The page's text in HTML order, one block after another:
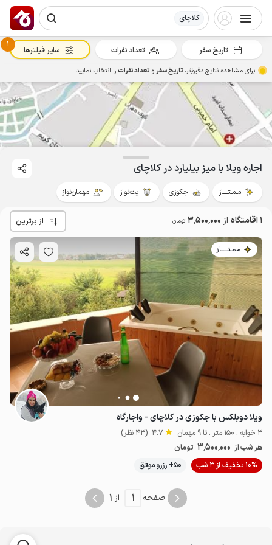
کلاچای
3.5میلیون ت
اجاره ویلا با میز بیلیارد در کلاچای
مـمـتــــاز جکوزی پت‌نواز مهمان‌نواز
1 اقامتگاه از 3٬500٬000 تومان از برترین
مـمـتــــــاز
ویلا دوبلکس با جکوزی در کلاچای - واجارگاه
3 خوابه . 150 متر . تا 9 مهمان 4.7 (43 نظر)
هر شب از 3٬500٬000 تومان
10% تخفیف از 3 شب
50+ رزرو موفق
صفحه 1 از 1
تاریخ سفر تعداد نفرات
1
سایر فیلترها
برای مشاهده نتایج دقیق‌تر، تاریخ سفرو تعداد نفراترا انتخاب نمایید